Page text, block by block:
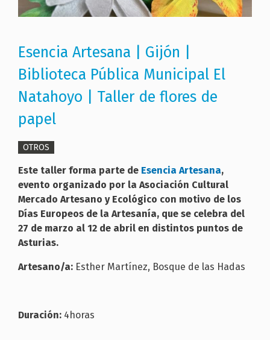
Esencia Artesana | Gijón |
Biblioteca Pública Municipal El
Natahoyo | Taller de flores de
papel
OTROS
Este taller forma parte de Esencia Artesana,
evento organizado por la Asociación Cultural
Mercado Artesano y Ecológico con motivo de los
Días Europeos de la Artesanía, que se celebra del
27 de marzo al 12 de abril en distintos puntos de
Asturias.
Artesano/a: Esther Martínez, Bosque de las Hadas
Duración: 4horas